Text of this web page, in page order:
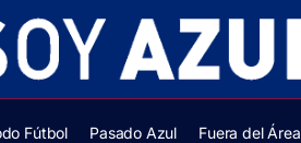
Fútbol Pasado Azul Fuera del Área